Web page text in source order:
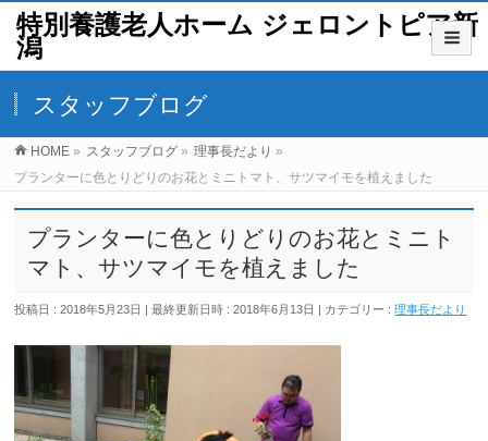
特別養護老人ホーム ジェロントピア新
潟
スタッフブログ
HOME » スタッフブログ » 理事長だより »
プランターに色とりどりのお花とミニトマト、サツマイモを植えました
プランターに色とりどりのお花とミニト
マト、サツマイモを植えました
投稿日 : 2018年5月23日 最終更新日時 : 2018年6月13日 カテゴリー :理事長だより